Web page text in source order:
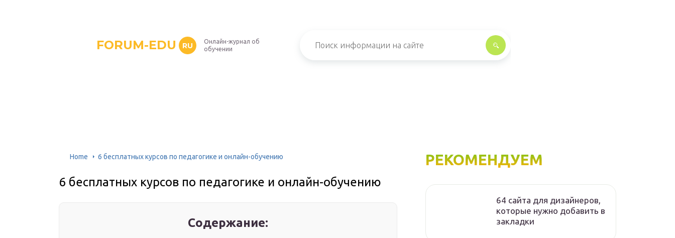
FORUM-EDU RU
Онлайн-журнал об
обучении
Home 6 бесплатных курсов по педагогике и онлайн-обучению
6 бесплатных курсов по педагогике и онлайн-обучению
Содержание:
РЕКОМЕНДУЕМ
64 сайта для дизайнеров,
которые нужно добавить в
закладки